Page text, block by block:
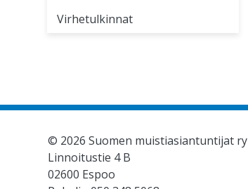
Virhetulkinnat
© 2026 Suomen muistiasiantuntijat ry
Linnoitustie 4 B
02600 Espoo